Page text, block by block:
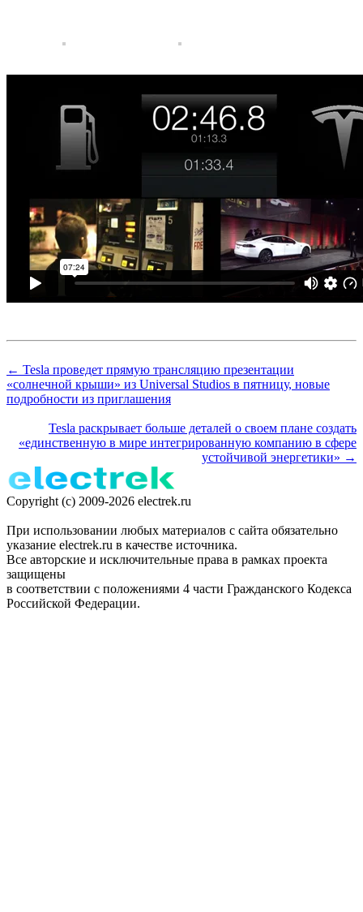
← Tesla проведет прямую трансляцию презентации
«солнечной крыши» из Universal Studios в пятницу, новые
подробности из приглашения
Tesla раскрывает больше деталей о своем плане создать
«единственную в мире интегрированную компанию в сфере
устойчивой энергетики» →
Copyright (c) 2009-2026 electrek.ru
При использовании любых материалов с сайта обязательно
указание electrek.ru в качестве источника.
Все авторские и исключительные права в рамках проекта
защищены
в соответствии с положениями 4 части Гражданского Кодекса
Российской Федерации.